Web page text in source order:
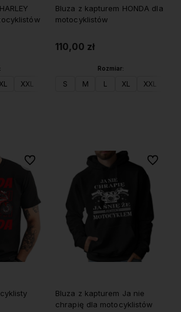
XL XXL
Bluza z kapturem HONDA dla
motocyklistów
110,00 zł
Rozmiar:
S M L XL XXL
Do ulubionych
Bluza z kapturem Ja nie
chrapię dla motocyklistów
Do